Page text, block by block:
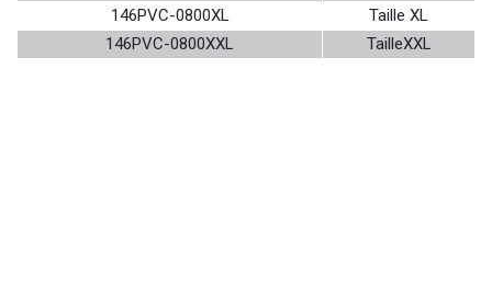
146PVC-0800XL
Taille XL
146PVC-0800XXL
TailleXXL